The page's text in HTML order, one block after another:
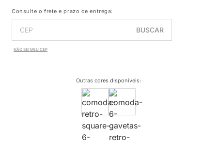
Consulte o frete e prazo de entrega:
BUSCAR
NÃO SEI MEU CEP
Outras cores disponíveis: